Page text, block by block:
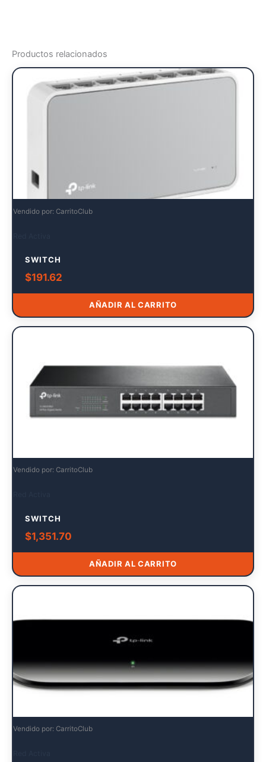
Productos relacionados
Vendido por: CarritoClub
SWITCH
$191.62
AÑADIR AL CARRITO
Vendido por: CarritoClub
SWITCH
$1,351.70
AÑADIR AL CARRITO
Vendido por: CarritoClub